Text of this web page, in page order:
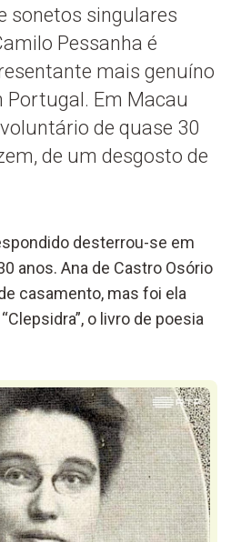
sonetos singulares
Pessanha é
mais genuíno
Portugal. Em Macau
de quase 30
de um desgosto de
desterrou-se em
anos. Ana de Castro Osório
casamento, mas foi ela
o livro de poesia